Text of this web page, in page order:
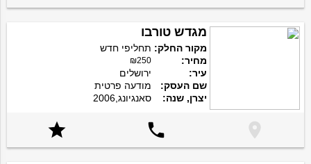
מגדש טורבו
מקור החלק: תחליפי חדש
מחיר:
₪250
עיר:
ירושלים
שם העסק:
מודעה פרטית
יצרן, שנה:
סאנגיונג,2006


